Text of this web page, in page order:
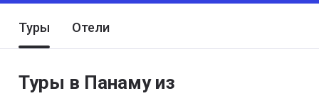
Туры Отели
Туры в Панаму из